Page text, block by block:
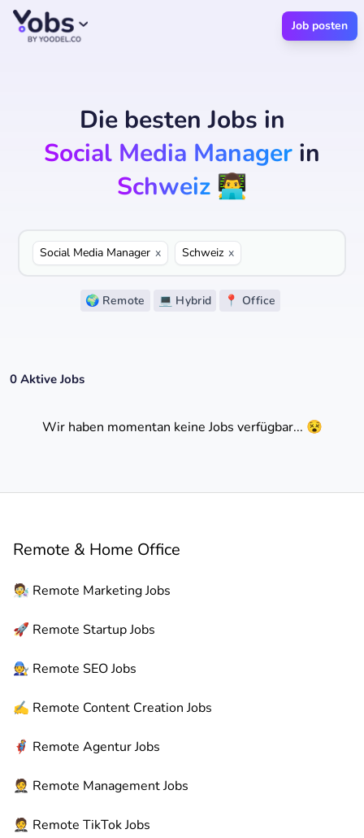
Job posten
Die besten Jobs in
Social Media Manager in
Schweiz 👨‍💻
Social Media Manager x Schweiz x
🌍 Remote 💻 Hybrid 📍 Office
0 Aktive Jobs
Wir haben momentan keine Jobs verfügbar... 😵
Remote & Home Office
🧑‍🔬 Remote Marketing Jobs
🚀 Remote Startup Jobs
🧑‍🔧 Remote SEO Jobs
✍️ Remote Content Creation Jobs
🦸 Remote Agentur Jobs
🤵 Remote Management Jobs
🤵 Remote TikTok Jobs